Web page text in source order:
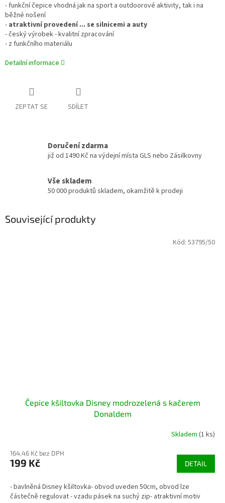
- funkční čepice vhodná jak na sport a outdoorové aktivity, tak i na
běžné nošení
- atraktivní provedení ... se silnicemi a auty
- český výrobek - kvalitní zpracování
- z funkčního materiálu
Detailní informace
ZEPTAT SE SDÍLET
Doručení zdarma
již od 1490 Kč na výdejní místa GLS nebo Zásilkovny
Vše skladem
50 000 produktů skladem, okamžitě k prodeji
Související produkty
Čepice kšiltovka Disney modrozelená s kačerem
Donaldem
Skladem (1 ks)
164,46 Kč bez DPH
199 Kč DETAIL
- bavlněná Disney kšiltovka- obvod uveden 50cm, obvod lze
částečně regulovat - vzadu pásek na suchý zip- atraktivní motiv
Kód: 53795/50